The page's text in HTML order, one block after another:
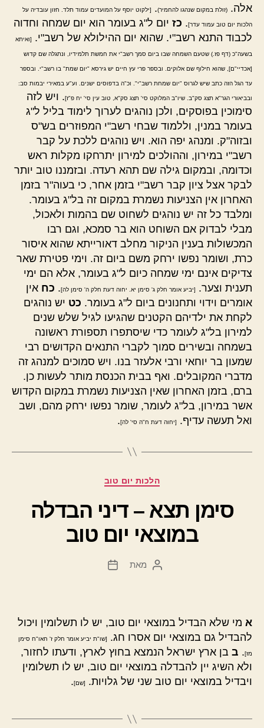
אלה. (זולת במקום שנהגו להחמיר). [ילקוט יוסף על המועדים עמוד תלד. חזון עובדיה על
הלכות יום טוב עמוד עדר]. כז יום ל"ג בעומר הוא יום שמחה וחדוה
לכבוד התנא רשב"י. שהוא יום ההילולא של רשב"י.
[ואיתא
בשעה"כ (דף פז.) שטעם השמחה שבו ביום סמך רשב"י את חמשת תלמידיו, ונתגלה שם קדוש
[אכדיי"ם], שהוא חילוף שם אלוקים. ובספר פרי עץ חיים יש גירסא "יום שמת" בו רשב"י. ובספר
עד הגל הזה כתב שיש לגרוס "יום שמחת רשב"י". וכ"ה בדפוסים ישנים. וע"ע במאירי יבמות סב:
ובביאורי הגר"א תצג סק"ב. שיו"ב המלוקט סי' תצג סק"א, טוב עין סי' יח פ"ז]. ויש לזה
סימוכין בפוסקים, ולכן נוהגים לערוך לימוד בליל ל"ג
בעומר במנין, וללמוד שבחי רשב"י המפוזרים בש"ס
ובזוה"ק. ומנהג יפה הוא. ויש נוהגים ללכת על קבר
רשב"י במירון, וההולכים למירון יתרחקו מקלות ראש
וכדומה, ובמקום גילה שם תהא רעדה. ובזמננו טוב יותר
לבקר אצל ציון קבר רשב"י בזמן אחר, כי בעוה"ר בזמן
האחרון אין הצניעות נשמרת במקום זה בל"ג בעומר.
ומלבד כל זה יש נוהגים לשחוט שם בהמות ולאכול,
מבלי לבדוק אם השוחט הוא בר סמכא, וגם רבו
המכשולות בענין הניקור מחלב דאורייתא שהוא איסור
כרת, ושומר נפשו ירחק משם ביום זה. וימי פטירת שאר
צדיקים אינם ימי שמחה כיום ל"ג בעומר, אלא הם ימי
תענית וצער.
[יביע אומר חלק ג' סימן יא. יחוה דעת חלק ה' סימן לה]. כח אין
אומרים וידוי ותחנונים ביום ל"ג בעומר. כט יש נוהגים
לקחת את ילדיהם הקטנים שהגיעו לגיל שלש שנים
למירון בל"ג לעומר כדי שיסתפרו תספורת ראשונה
בשמחה ובשירים סמוך לקברי התנאים הקדושים רבי
שמעון בר יוחאי ורבי אלעזר בנו. ויש סמוכים למנהג זה
מדברי המקובלים. ואף בבית הכנסת מותר לעשות כן.
ברם, בזמן האחרון שאין הצניעות נשמרת במקום הקדוש
אשר במירון, בל"ג לעומר, שומר נפשו ירחק מהם, ושב
ואל תעשה עדיף.
[יחוה דעת ח"ה סי' לה].
קטגוריות
הלכות יום טוב
סימן תצא – דיני הבדלה
במוצאי יום טוב
המחבר
מאת
תאריך
א מי שלא הבדיל במוצאי יום טוב, יש לו תשלומין ויכול
להבדיל גם במוצאי יום אסרו חג.
[שו"ת יביע אומר חלק ז' חאו"ח סימן
מז]. ב בן ארץ ישראל הנמצא בחוץ לארץ, ודעתו לחזור,
ולא השיג יין להבדלה במוצאי יום טוב, יש לו תשלומין
ויבדיל במוצאי יום טוב שני של גלויות.
[שם].